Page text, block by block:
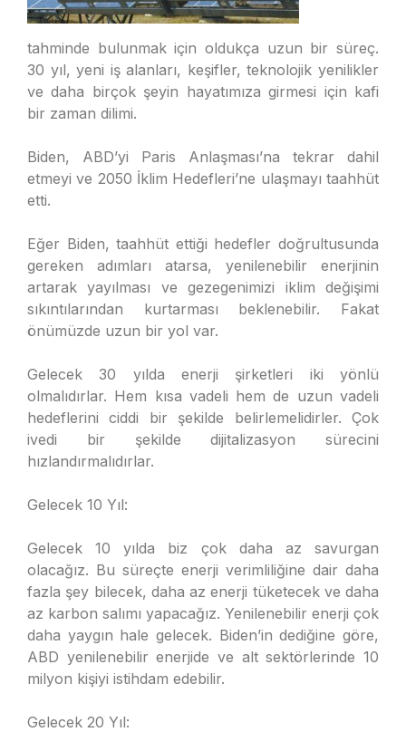
tahminde bulunmak için oldukça uzun bir süreç.
30 yıl, yeni iş alanları, keşifler, teknolojik yenilikler
ve daha birçok şeyin hayatımıza girmesi için kafi
bir zaman dilimi.
Biden, ABD’yi Paris Anlaşması’na tekrar dahil
etmeyi ve 2050 İklim Hedefleri’ne ulaşmayı taahhüt
etti.
Eğer Biden, taahhüt ettiği hedefler doğrultusunda
gereken adımları atarsa, yenilenebilir enerjinin
artarak yayılması ve gezegenimizi iklim değişimi
sıkıntılarından kurtarması beklenebilir. Fakat
önümüzde uzun bir yol var.
Gelecek 30 yılda enerji şirketleri iki yönlü
olmalıdırlar. Hem kısa vadeli hem de uzun vadeli
hedeflerini ciddi bir şekilde belirlemelidirler. Çok
ivedi bir şekilde dijitalizasyon sürecini
hızlandırmalıdırlar.
Gelecek 10 Yıl:
Gelecek 10 yılda biz çok daha az savurgan
olacağız. Bu süreçte enerji verimliliğine dair daha
fazla şey bilecek, daha az enerji tüketecek ve daha
az karbon salımı yapacağız. Yenilenebilir enerji çok
daha yaygın hale gelecek. Biden’in dediğine göre,
ABD yenilenebilir enerjide ve alt sektörlerinde 10
milyon kişiyi istihdam edebilir.
Gelecek 20 Yıl: